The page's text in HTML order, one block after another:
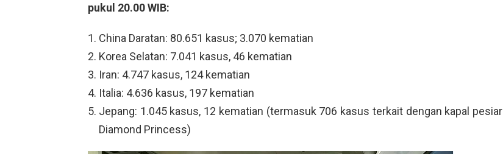
pukul 20.00 WIB:
China Daratan: 80.651 kasus; 3.070 kematian
Korea Selatan: 7.041 kasus, 46 kematian
Iran: 4.747 kasus, 124 kematian
Italia: 4.636 kasus, 197 kematian
Jepang: 1.045 kasus, 12 kematian (termasuk 706 kasus terkait dengan kapal pesiar
Diamond Princess)